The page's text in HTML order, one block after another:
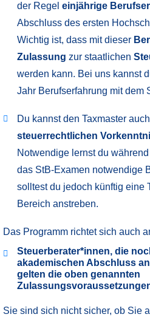
der Regel einjährige
Abschluss des ersten
Wichtig ist, dass mit dieser
Zulassung zur staatlichen
werden kann. Bei uns kannst
Jahr Berufserfahrung mit dem
Du kannst den Taxmaster auch
steuerrechtlichen
Notwendige lernst du
das StB-Examen notwendige
solltest du jedoch künftig eine
Bereich anstreben.
Das Programm richtet sich auch
Steuerberater*innen, die
akademischen Abschluss
gelten die oben genannten
Sie sind sich nicht sicher, ob Sie